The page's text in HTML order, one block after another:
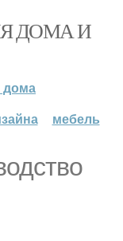
ДОМА И
дома
мебель